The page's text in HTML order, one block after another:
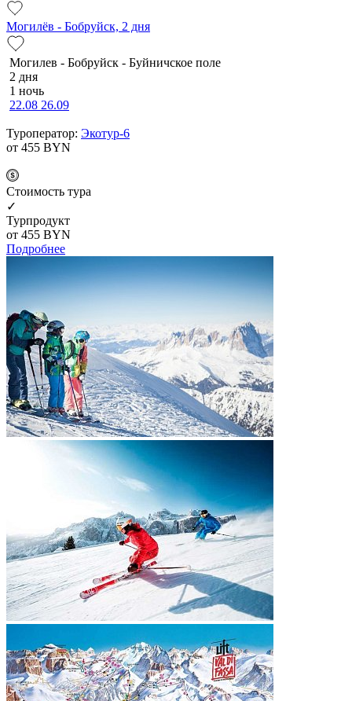
Могилёв - Бобруйск, 2 дня
Мо­ги­лев - Бобруйск - Буй­нич­ское по­ле
2 дня
1 ночь
22.08 26.09
Туроператор: Экотур-6
от 455 BYN
Cтоимость тура
✓
Турпродукт
от 455 BYN
Подробнее